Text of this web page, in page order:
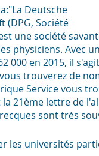
Deutsche
(DPG, Société
une société
physiciens. Avec un
000 en 2015, il
trouverez de
Service vous
21ème lettre de
sont très
les universités